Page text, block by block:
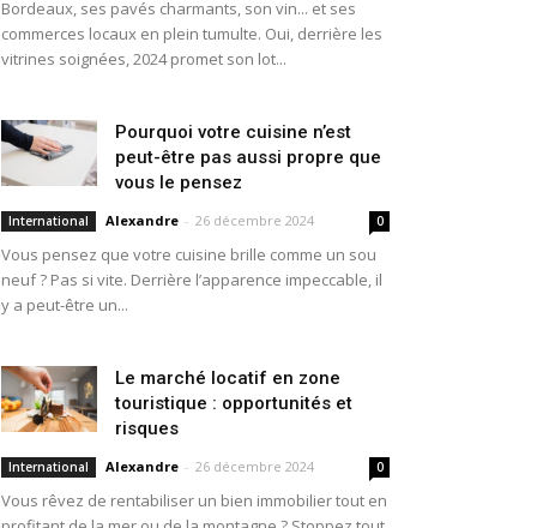
Bordeaux, ses pavés charmants, son vin... et ses
commerces locaux en plein tumulte. Oui, derrière les
vitrines soignées, 2024 promet son lot...
Pourquoi votre cuisine n’est
peut-être pas aussi propre que
vous le pensez
International Alexandre - 26 décembre 2024 0
Vous pensez que votre cuisine brille comme un sou
neuf ? Pas si vite. Derrière l’apparence impeccable, il
y a peut-être un...
Le marché locatif en zone
touristique : opportunités et
risques
International Alexandre - 26 décembre 2024 0
Vous rêvez de rentabiliser un bien immobilier tout en